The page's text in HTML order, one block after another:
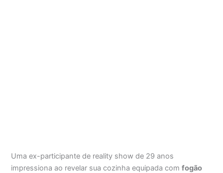
Uma ex-participante de reality show de 29 anos
impressiona ao revelar sua cozinha equipada comfogão